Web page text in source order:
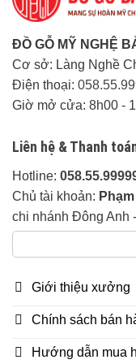
ĐỒ GỖ MỸ NGHỆ
Cơ sở: Làng Nghề
Điện thoại:
Giờ mở cửa: 8h00 -
Liên hệ & Thanh
Hotline:
Chủ tài khoản:
chi nhánh Đông Anh
Giới thiệu xưởng
Chính sách bán
Hướng dẫn mua